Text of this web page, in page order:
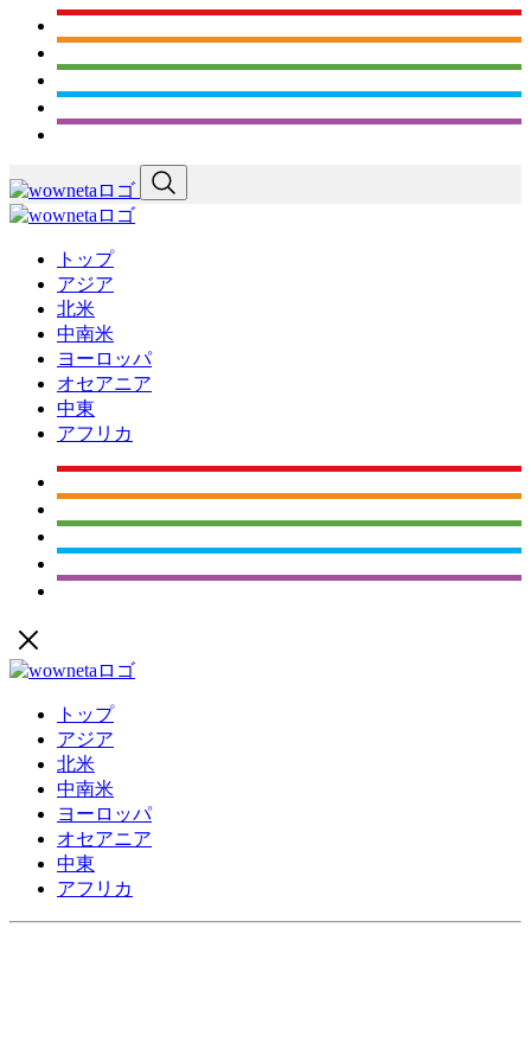
トップ
アジア
北米
中南米
ヨーロッパ
オセアニア
中東
アフリカ
トップ
アジア
北米
中南米
ヨーロッパ
オセアニア
中東
アフリカ